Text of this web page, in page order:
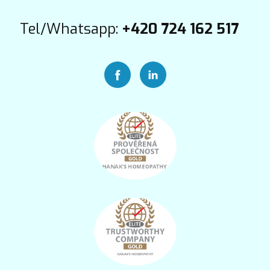
Tel/Whatsapp: +420 724 162 517